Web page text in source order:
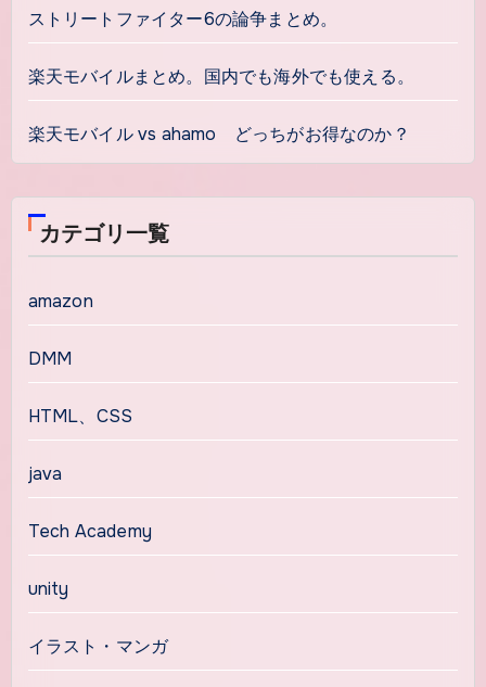
ストリートファイター6の論争まとめ。
楽天モバイルまとめ。国内でも海外でも使える。
楽天モバイル vs ahamo どっちがお得なのか？
カテゴリ一覧
amazon
DMM
HTML、CSS
java
Tech Academy
unity
イラスト・マンガ